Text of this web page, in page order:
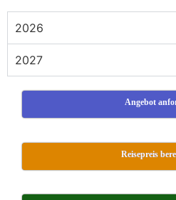
2026
2027
Angebot
Reisepreis